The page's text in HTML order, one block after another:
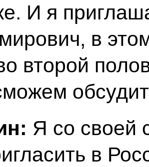
И я
в
второй
Я со своей
в